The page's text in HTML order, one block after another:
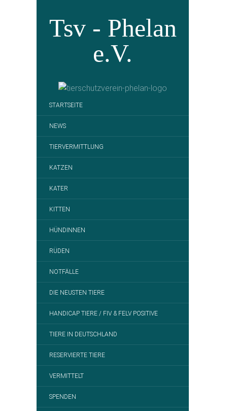
Tsv - Phelan
e.V.
STARTSEITE
NEWS
TIERVERMITTLUNG
KATZEN
KATER
KITTEN
HÜNDINNEN
RÜDEN
NOTFÄLLE
DIE NEUSTEN TIERE
HANDICAP TIERE / FIV & FELV POSITIVE
TIERE IN DEUTSCHLAND
RESERVIERTE TIERE
VERMITTELT
SPENDEN